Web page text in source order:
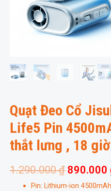
Quạt Đeo Cổ
Life5 Pin
thắt lưng , 18 giờ
1.290.000₫ 890.000
Pin: Lithium-ion 4500mAh